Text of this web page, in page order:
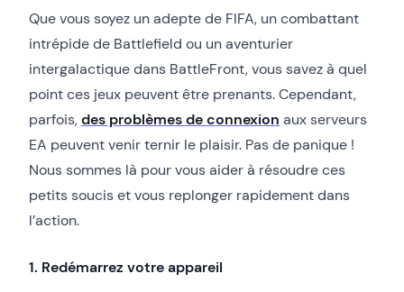
Que vous soyez un adepte de FIFA, un combattant
intrépide de Battlefield ou un aventurier
intergalactique dans BattleFront, vous savez à quel
point ces jeux peuvent être prenants. Cependant,
parfois,des problèmes de connexion aux serveurs
EA peuvent venir ternir le plaisir. Pas de panique !
Nous sommes là pour vous aider à résoudre ces
petits soucis et vous replonger rapidement dans
l’action.
1. Redémarrez votre appareil